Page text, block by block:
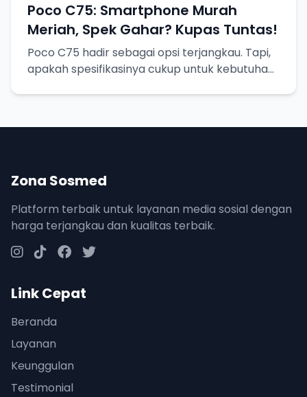
Poco C75: Smartphone Murah
Meriah, Spek Gahar? Kupas Tuntas!
Poco C75 hadir sebagai opsi terjangkau. Tapi,
apakah spesifikasinya cukup untuk kebutuhan
Zona Sosmed
Platform terbaik untuk layanan media sosial dengan
harga terjangkau dan kualitas terbaik.
Link Cepat
Beranda
Layanan
Keunggulan
Testimonial